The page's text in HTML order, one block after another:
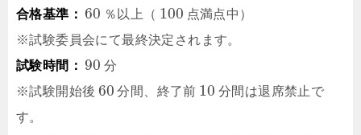
合格基準： 60 ％以上（ 100 点満点中）
※試験委員会にて最終決定されます。
試験時間： 90 分
※試験開始後 60 分間、終了前 10 分間は退席禁止で
す。